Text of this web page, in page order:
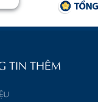
TIN THÊM